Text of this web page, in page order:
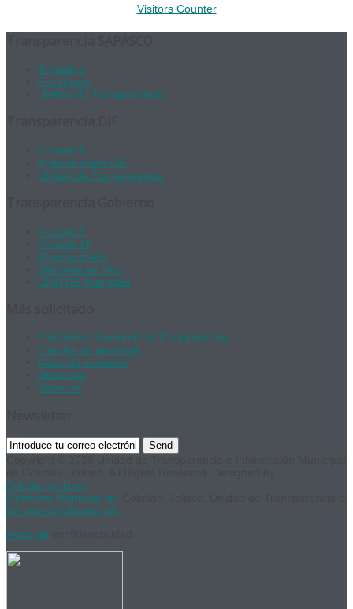
Visitors Counter
Artículo 8
Focalizada
Unidad de Transparencia
Artículo 8
Agenda diaria DIF
Unidad de Transparencia
Artículo 8
Artículo 15
Agenda diaria
Sesiones en vivo
CIMTRA Municipal
Plataforma Nacional de Transparencia
Plantilla de personal
Actas de sesiones
Directorio
Nominas
Send
Colotlan.gob.mx
Gobierno Municipal de
Información Municipal.
Aviso de